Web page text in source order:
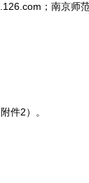
；南京师
件2）。